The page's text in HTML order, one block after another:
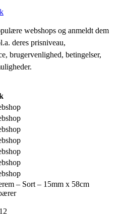
webshops og anmeldt dem
deres prisniveau,
brugervenlighed, betingelser,
– Sort – 15mm x 58cm